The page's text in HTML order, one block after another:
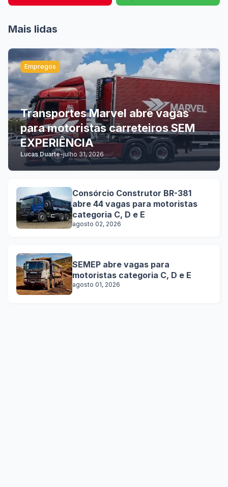
Mais lidas
Empregos
Transportes Marvel abre vagas
para motoristas carreteiros SEM
EXPERIÊNCIA
Lucas Duarte-julho 31, 2026
Consórcio Construtor BR-381
abre 44 vagas para motoristas
categoria C, D e E
agosto 02, 2026
SEMEP abre vagas para
motoristas categoria C, D e E
agosto 01, 2026